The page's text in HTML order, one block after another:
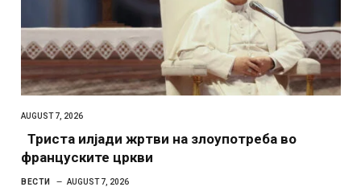
AUGUST 7, 2026
Триста илјади жртви на злоупотреба во
француските цркви
ВЕСТИ AUGUST 7, 2026